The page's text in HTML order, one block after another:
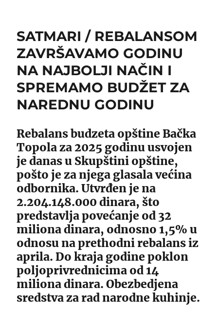
SATMARI / REBALANSOM
ZAVRŠAVAMO GODINU
NA NAJBOLJI NAČIN I
SPREMAMO BUDŽET ZA
NAREDNU GODINU
Rebalans budzeta opštine Bačka
Topola za 2025 godinu usvojen
je danas u Skupštini opštine,
pošto je za njega glasala većina
odbornika. Utvrđen je na
2.204.148.000 dinara, što
predstavlja povećanje od 32
miliona dinara, odnosno 1,5% u
odnosu na prethodni rebalans iz
aprila. Do kraja godine poklon
poljoprivrednicima od 14
miliona dinara. Obezbedjena
sredstva za rad narodne kuhinje.